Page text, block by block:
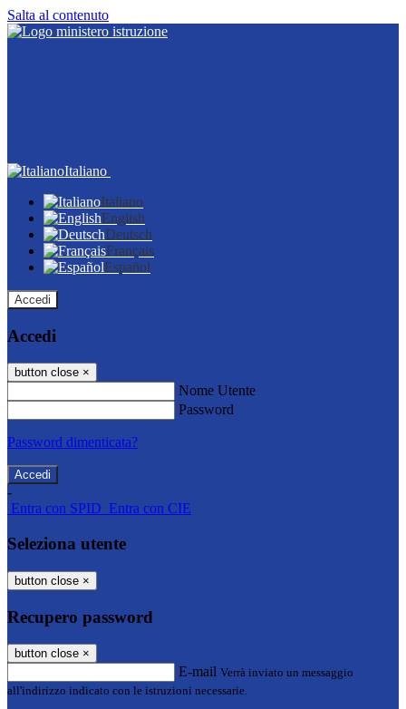
Salta al contenuto
Italiano
Italiano
English
Deutsch
Français
Español
Accedi
Accedi
button close ×
Nome Utente
Password
Password dimenticata?
-
Entra con SPID Entra con CIE
Seleziona utente
button close ×
Recupero password
button close ×
E-mail Verrà inviato un messaggio
all'indirizzo indicato con le istruzioni necessarie.